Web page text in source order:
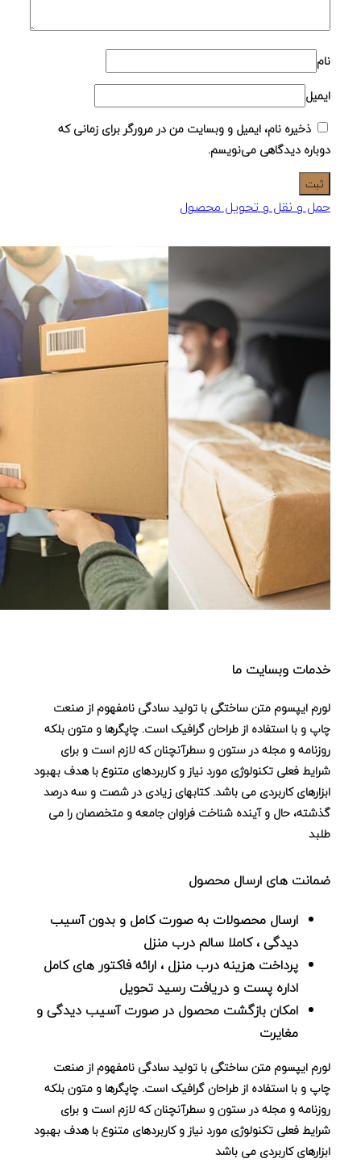
نام
ایمیل
ذخیره نام، ایمیل و وبسایت من در مرورگر برای زمانی که
دوباره دیدگاهی می‌نویسم.
حمل و نقل و تحویل محصول
خدمات وبسایت ما
لورم ایپسوم متن ساختگی با تولید سادگی نامفهوم از صنعت
چاپ و با استفاده از طراحان گرافیک است. چاپگرها و متون بلکه
روزنامه و مجله در ستون و سطرآنچنان که لازم است و برای
شرایط فعلی تکنولوژی مورد نیاز و کاربردهای متنوع با هدف بهبود
ابزارهای کاربردی می باشد. کتابهای زیادی در شصت و سه درصد
گذشته، حال و آینده شناخت فراوان جامعه و متخصصان را می
طلبد
ضمانت های ارسال محصول
ارسال محصولات به صورت کامل و بدون آسیب
دیدگی ، کاملا سالم درب منزل
پرداخت هزینه درب منزل ، ارائه فاکتور های کامل
اداره پست و دریافت رسید تحویل
امکان بازگشت محصول در صورت آسیب دیدگی و
مغایرت
لورم ایپسوم متن ساختگی با تولید سادگی نامفهوم از صنعت
چاپ و با استفاده از طراحان گرافیک است. چاپگرها و متون بلکه
روزنامه و مجله در ستون و سطرآنچنان که لازم است و برای
شرایط فعلی تکنولوژی مورد نیاز و کاربردهای متنوع با هدف بهبود
ابزارهای کاربردی می باشد